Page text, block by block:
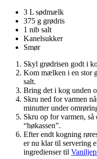
3 L sødmælk
375 g grødris
1 nib salt
Kanelsukker
Smør
Skyl grødrisen godt i
Kom mælken i en stor
salt.
Bring det i kog unden
Skru ned for varmen
minutter under
Skru op for varmen,
“høkassen”.
Efter endt kogning
er nu klar til servering
ingredienser til